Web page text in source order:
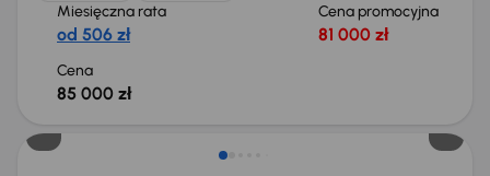
Miesięczna rata
od 506 zł
Cena promocyjna
81 000 zł
Cena
85 000 zł
Taniej o 500 zł